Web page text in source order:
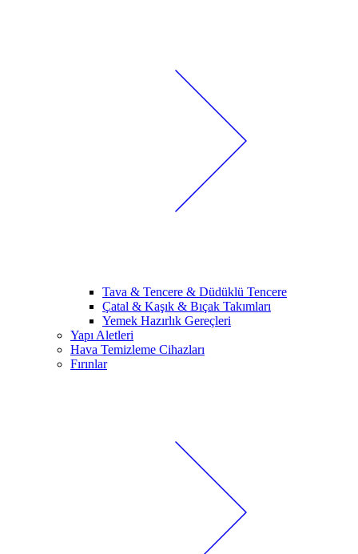
Tava & Tencere & Düdüklü Tencere
Çatal & Kaşık & Bıçak Takımları
Yemek Hazırlık Gereçleri
Yapı Aletleri
Hava Temizleme Cihazları
Fırınlar